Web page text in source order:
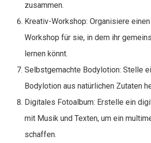
zusammen.
Kreativ-Workshop: Organisiere
Workshop für sie, in dem ihr
lernen könnt.
Selbstgemachte Bodylotion: Stelle
Bodylotion aus natürlichen Zutaten
Digitales Fotoalbum: Erstelle ein
mit Musik und Texten, um ein
schaffen.